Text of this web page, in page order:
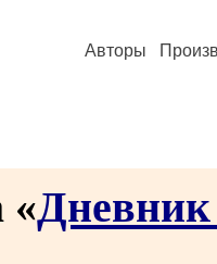
Авторы
«Дневник